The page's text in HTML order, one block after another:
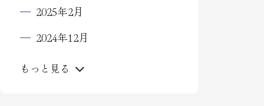
2025年2月
2024年12月
もっと見る